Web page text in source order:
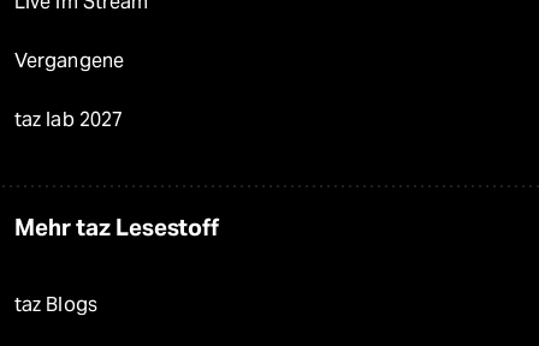
Vergangene
taz lab 2027
Mehr taz Lesestoff
taz Blogs